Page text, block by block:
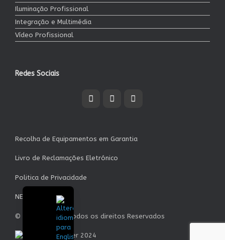
Iluminação Profissional
Integração e Multimédia
Vídeo Profissional
Redes Sociais
Recolha de Equipamentos em Garantia
Livro de Reclamações Eletrónico
Politica de Privacidade
NEWSLETTER
© Garrett S.A. - Todos os direitos Reservados